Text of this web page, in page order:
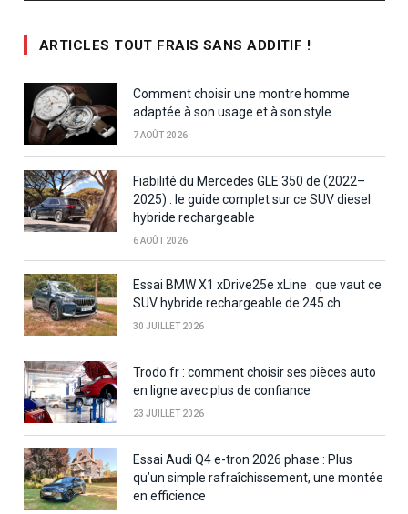
ARTICLES TOUT FRAIS SANS ADDITIF !
Comment choisir une montre homme
adaptée à son usage et à son style
7 AOÛT 2026
Fiabilité du Mercedes GLE 350 de (2022–
2025) : le guide complet sur ce SUV diesel
hybride rechargeable
6 AOÛT 2026
Essai BMW X1 xDrive25e xLine : que vaut ce
SUV hybride rechargeable de 245 ch
30 JUILLET 2026
Trodo.fr : comment choisir ses pièces auto
en ligne avec plus de confiance
23 JUILLET 2026
Essai Audi Q4 e-tron 2026 phase : Plus
qu’un simple rafraîchissement, une montée
en efficience